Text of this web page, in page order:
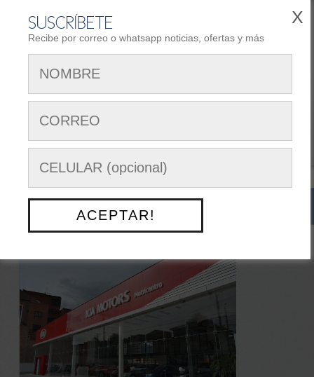
X
SUSCRÍBETE
Recibe por correo o whatsapp noticias, ofertas y más
ACEPTAR!
REGISTRARSE AREA DE CLIENTES
Siguenos en:
Menú Opciones
NUESTRO TRABAJO> KIA MOTORS AVENIDA 10 DE
AGOSTO